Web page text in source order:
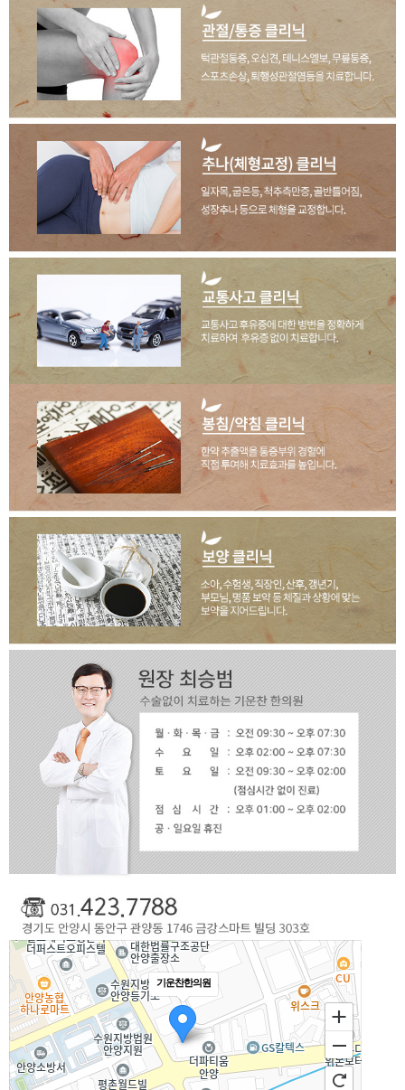
기운찬한의원